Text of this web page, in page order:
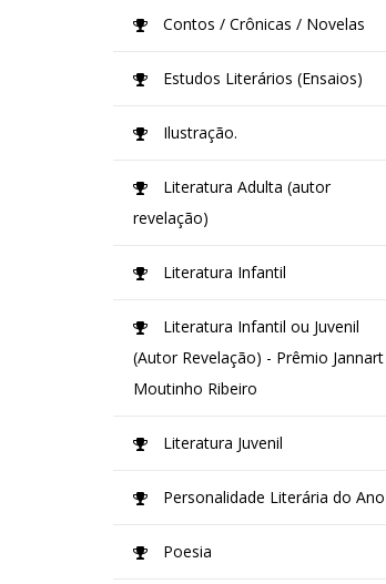
Contos / Crônicas / Novelas
Estudos Literários (Ensaios)
Ilustração.
Literatura Adulta (autor
revelação)
Literatura Infantil
Literatura Infantil ou Juvenil
(Autor Revelação) - Prêmio Jannart
Moutinho Ribeiro
Literatura Juvenil
Personalidade Literária do Ano
Poesia